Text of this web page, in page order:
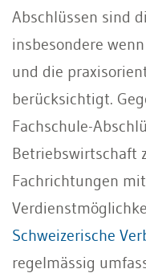
Abschlüssen sind
insbesondere
und die
berücksichtigt.
Fachschule-
Betriebswirtschaft
Fachrichtungen
Schweizerische
regelmässig